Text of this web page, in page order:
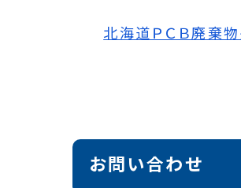
北海道ＰＣＢ廃棄
お問い合わせ